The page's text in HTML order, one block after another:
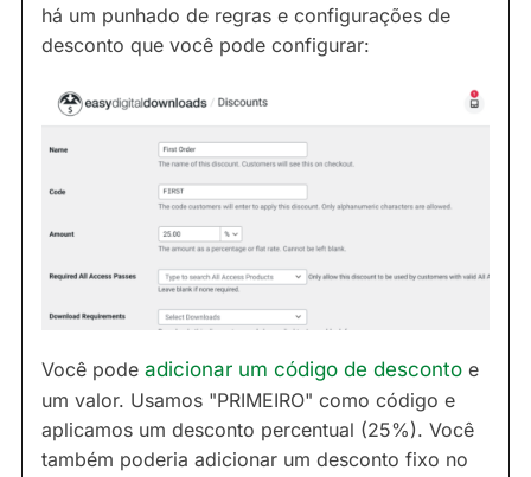
há um punhado de regras e configurações de
desconto que você pode configurar:
Você pode adicionar um código de desconto e
um valor. Usamos "PRIMEIRO" como código e
aplicamos um desconto percentual (25%). Você
também poderia adicionar um desconto fixo no